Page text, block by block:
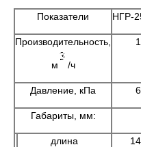
Показатели НГР-
Производительность,
м /ч
Давление, кПа
Габариты, мм:
длина